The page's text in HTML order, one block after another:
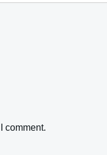
comment.